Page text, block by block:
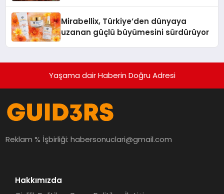
Mirabellix, Türkiye’den dünyaya
uzanan güçlü büyümesini sürdürüyor
Yaşama dair Haberin Doğru Adresi
Reklam % İşbirliği:habersonuclari@gmail.com
Hakkımızda